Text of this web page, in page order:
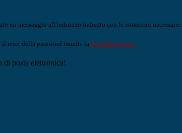
un messaggio all'indirizzo indicato con le istruzioni necessarie.
reset della password tramite la Login Spaggiari
di posta elettronica!